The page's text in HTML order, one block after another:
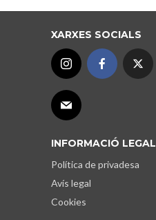
XARXES SOCIALS
INFORMACIÓ LEGAL
Política de privadesa
Avís legal
Cookies